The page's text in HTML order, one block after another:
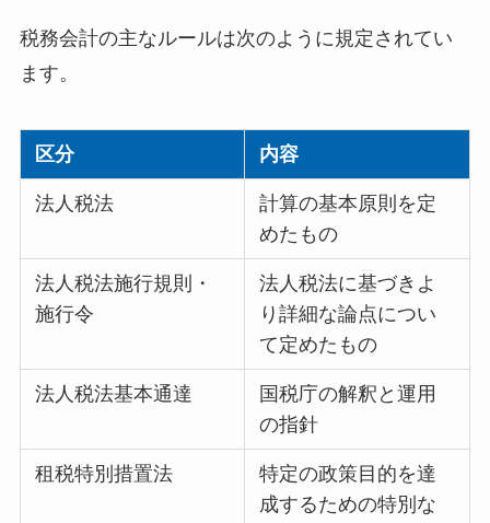
税務会計の主なルールは次のように規定されてい
ます。
区分 内容
法人税法
計算の基本原則を定
めたもの
法人税法施行規則・
施行令
法人税法に基づきよ
り詳細な論点につい
て定めたもの
法人税法基本通達
国税庁の解釈と運用
の指針
租税特別措置法
特定の政策目的を達
成するための特別な